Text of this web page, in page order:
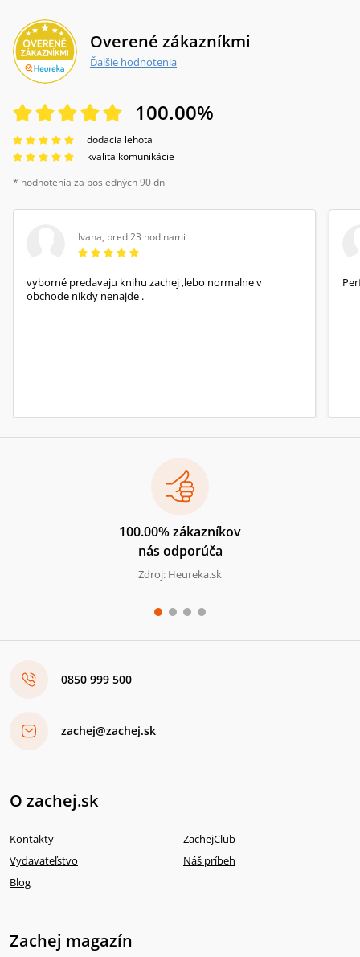
Overené zákazníkmi
Ďalšie hodnotenia
100.00%
dodacia lehota
kvalita komunikácie
* hodnotenia za posledných 90 dní
Ivana, pred 23 hodinami
vyborné predavaju knihu zachej ,lebo normalne v
obchode nikdy nenajde .
100.00% zákazníkov
nás odporúča
Zdroj: Heureka.sk
0850 999 500
zachej@zachej.sk
O zachej.sk
Kontakty
ZachejClub
Vydavateľstvo
Náš príbeh
Blog
Zachej magazín